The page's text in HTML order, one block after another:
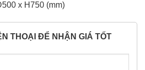
x H750 (mm)
THOẠI ĐỂ NHẬN GIÁ TỐT